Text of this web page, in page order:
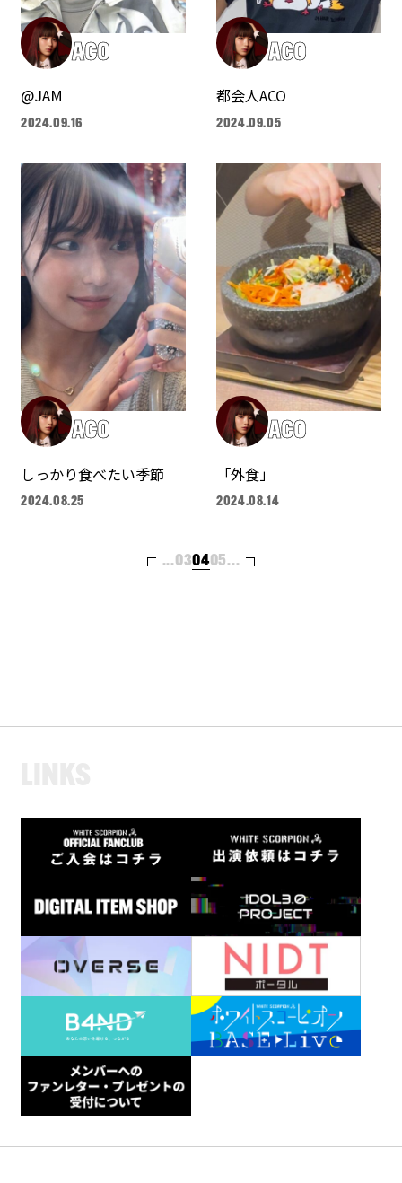
ACO
@JAM
2024.09.16
ACO
都会人ACO
2024.09.05
ACO
しっかり食べたい季節
2024.08.25
ACO
「外食」
2024.08.14
...030405...